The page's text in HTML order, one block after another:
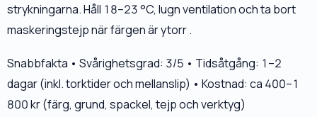
strykningarna. Håll 18–23 °C, lugn ventilation och ta bort
maskeringstejp när färgen är ytorr .
Snabbfakta • Svårighetsgrad: 3/5 • Tidsåtgång: 1–2
dagar (inkl. torktider och mellanslip) • Kostnad: ca 400–1
800 kr (färg, grund, spackel, tejp och verktyg)